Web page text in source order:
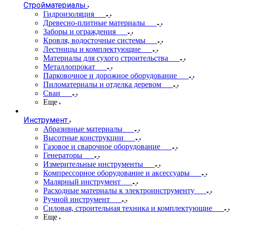
Стройматериалы
Гидроизоляция
Древесно-плитные материалы
Заборы и ограждения
Кровля, водосточные системы
Лестницы и комплектующие
Материалы для сухого строительства
Металлопрокат
Парковочное и дорожное оборудование
Пиломатериалы и отделка деревом
Сваи
Еще
Инструмент
Абразивные материалы
Высотные конструкции
Газовое и сварочное оборудование
Генераторы
Измерительные инструменты
Компрессорное оборудование и аксессуары
Малярный инструмент
Расходные материалы к электроинструменту
Ручной инструмент
Силовая, строительная техника и комплектующие
Еще